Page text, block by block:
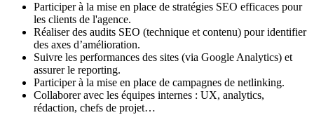
Participer à la mise en place de stratégies SEO efficaces pour
les clients de l'agence.
Réaliser des audits SEO (technique et contenu) pour identifier
des axes d’amélioration.
Suivre les performances des sites (via Google Analytics) et
assurer le reporting.
Participer à la mise en place de campagnes de netlinking.
Collaborer avec les équipes internes : UX, analytics,
rédaction, chefs de projet…